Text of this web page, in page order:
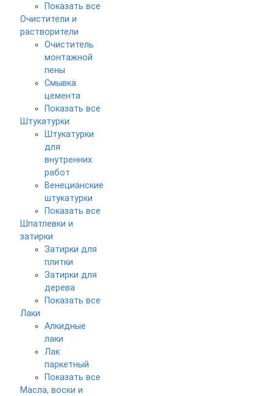
Показать все
Очистители и
растворители
Очиститель
монтажной
пены
Смывка
цемента
Показать все
Штукатурки
Штукатурки
для
внутренних
работ
Венецианские
штукатурки
Показать все
Шпатлевки и
затирки
Затирки для
плитки
Затирки для
дерева
Показать все
Лаки
Алкидные
лаки
Лак
паркетный
Показать все
Масла, воски и